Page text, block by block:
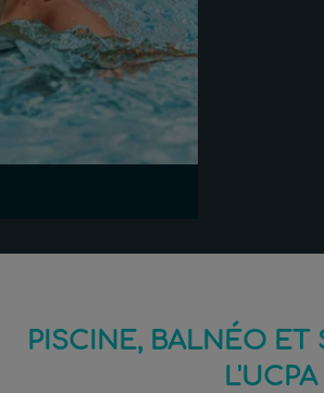
PISCINE, BALNÉO ET